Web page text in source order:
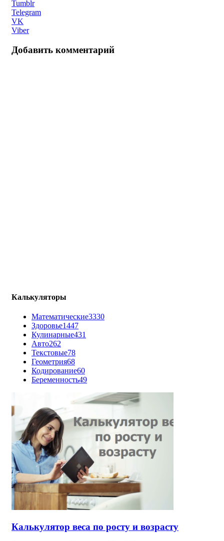
Tumblr
Telegram
VK
Viber
Добавить комментарий
Калькуляторы
Математические3330
Здоровье1447
Кулинарные431
Авто262
Текстовые78
Геометрия68
Кодирование60
Беременность49
Калькулятор веса по росту и возрасту